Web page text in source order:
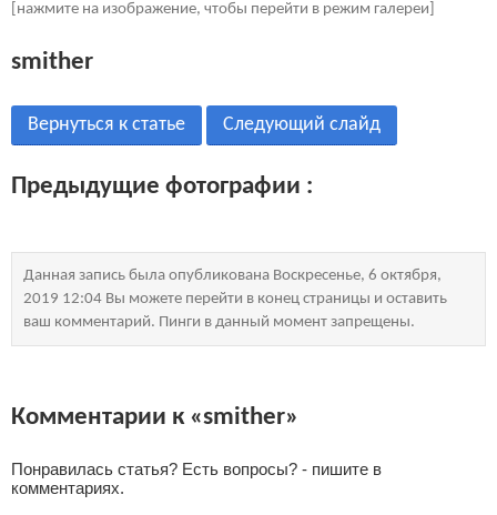
[нажмите на изображение, чтобы перейти в режим галереи]
smither
Вернуться к статье Следующий слайд
Предыдущие фотографии :
Данная запись была опубликована Воскресенье, 6 октября,
2019 12:04 Вы можете перейти в конец страницы и оставить
ваш комментарий. Пинги в данный момент запрещены.
Комментарии к «smither»
Понравилась статья? Есть вопросы? - пишите в
комментариях.